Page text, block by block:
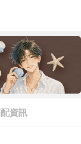
資訊